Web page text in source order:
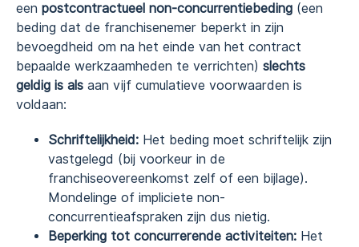
een postcontractueel non-concurrentiebeding (een
beding dat de franchisenemer beperkt in zijn
bevoegdheid om na het einde van het contract
bepaalde werkzaamheden te verrichten) slechts
geldig is als aan vijf cumulatieve voorwaarden is
voldaan:
Schriftelijkheid: Het beding moet schriftelijk zijn
vastgelegd (bij voorkeur in de
franchiseovereenkomst zelf of een bijlage).
Mondelinge of impliciete non-
concurrentieafspraken zijn dus nietig.
Beperking tot concurrerende activiteiten: Het